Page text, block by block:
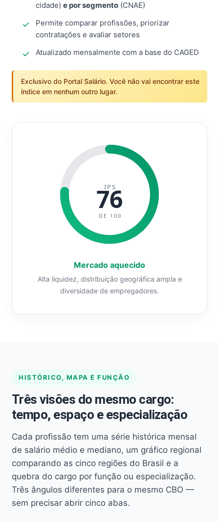
cidade) e por segmento (CNAE)
Permite comparar profissões, priorizar
contratações e avaliar setores
Atualizado mensalmente com a base do CAGED
Exclusivo do Portal Salário. Você não vai encontrar este
índice em nenhum outro lugar.
IPS
76
DE 100
Mercado aquecido
Alta liquidez, distribuição geográfica ampla e
diversidade de empregadores.
HISTÓRICO, MAPA E FUNÇÃO
Três visões do mesmo cargo:
tempo, espaço e especialização
Cada profissão tem uma série histórica mensal
de salário médio e mediano, um gráfico regional
comparando as cinco regiões do Brasil e a
quebra do cargo por função ou especialização.
Três ângulos diferentes para o mesmo CBO —
sem precisar abrir cinco abas.